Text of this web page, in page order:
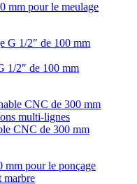
mm pour le meulage
1/2″ de 100 mm
CNC de 300 mm